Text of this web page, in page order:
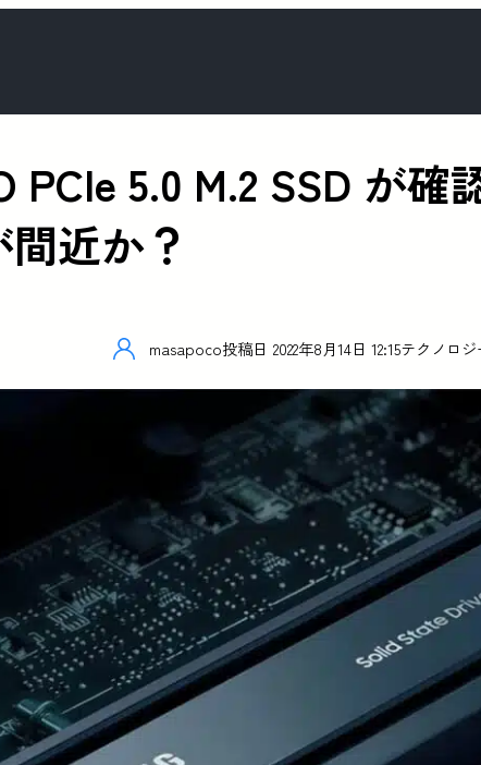
PCIe 5.0 M.2 SSD が
近か？
masapoco投稿日 2022年8月14日 12:15テクノロジ